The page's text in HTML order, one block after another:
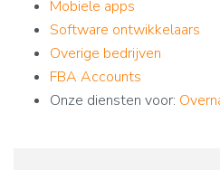
Mobiele apps
Software ontwikkelaars
Overige bedrijven
FBA Accounts
Onze diensten voor: